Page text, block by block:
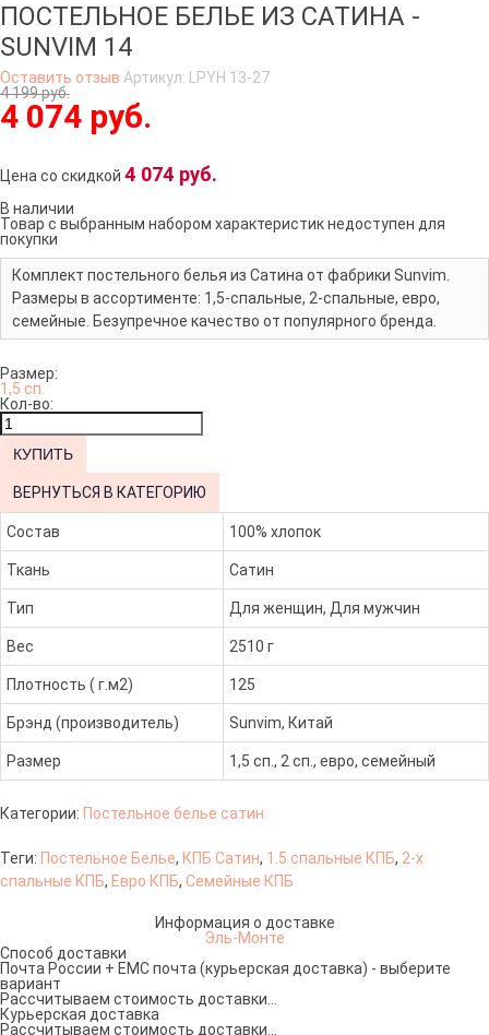
ПОСТЕЛЬНОЕ БЕЛЬЕ ИЗ САТИНА -
SUNVIM 14
Оставить отзыв Артикул:
LPYH 13-27
4 199 руб.
4 074 руб.
Цена со скидкой 4 074 руб.
В наличии
Товар с выбранным набором характеристик недоступен для
покупки
Комплект постельного белья из Сатина от фабрики Sunvim.
Размеры в ассортименте: 1,5-спальные, 2-спальные, евро,
семейные. Безупречное качество от популярного бренда.
Размер:
1,5 сп.
Кол-во:
ВЕРНУТЬСЯ В КАТЕГОРИЮ
Состав 100% хлопок
Ткань Сатин
Тип Для женщин, Для мужчин
Вес 2510 г
Плотность ( г.м2) 125
Брэнд (производитель) Sunvim, Китай
Размер 1,5 сп., 2 сп., евро, семейный
Категории: Постельное белье сатин
Теги: Постельное Белье, КПБ Сатин, 1.5 спальные КПБ, 2-х
спальные КПБ, Евро КПБ, Семейные КПБ
Информация о доставке
Эль-Монте
Способ доставки
Почта России + ЕМС почта (курьерская доставка) - выберите
вариант
Рассчитываем стоимость доставки...
Курьерская доставка
Рассчитываем стоимость доставки...